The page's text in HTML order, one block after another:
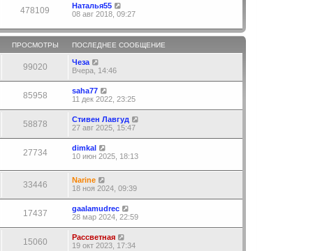
478109
Наталья55
08 авг 2018, 09:27
ПРОСМОТРЫ ПОСЛЕДНЕЕ СООБЩЕНИЕ
99020
Чеза
Вчера, 14:46
85958
saha77
11 дек 2022, 23:25
58878
Стивен Лавгуд
27 авг 2025, 15:47
27734
dimkal
10 июн 2025, 18:13
33446
Narine
18 ноя 2024, 09:39
17437
gaalamudrec
28 мар 2024, 22:59
15060
Рассветная
19 окт 2023, 17:34